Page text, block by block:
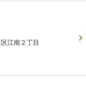
江南２丁目